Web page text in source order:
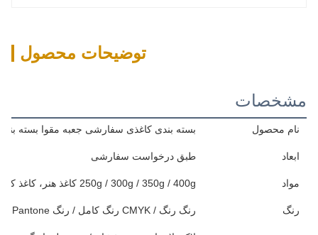
توضیحات محصول
مشخصات
نام محصول بسته بندی کاغذی سفارشی جعبه مقوا بسته
ابعاد طبق درخواست سفارشی
مواد 250g / 300g / 350g / 400g کاغذ هنر، کاغذ کرافت، کاغذ خاکستری، کاغذ تخصصی، و غیره
رنگ رنگ رنگ / CMYK رنگ کامل / رنگ Pantone / خالی